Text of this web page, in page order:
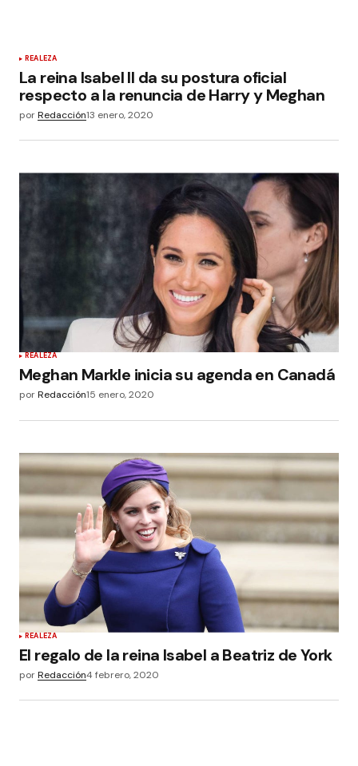
REALEZA
La reina Isabel II da su postura oficial
respecto a la renuncia de Harry y Meghan
porRedacción13 enero, 2020
REALEZA
Meghan Markle inicia su agenda en Canadá
porRedacción15 enero, 2020
REALEZA
El regalo de la reina Isabel a Beatriz de York
porRedacción4 febrero, 2020